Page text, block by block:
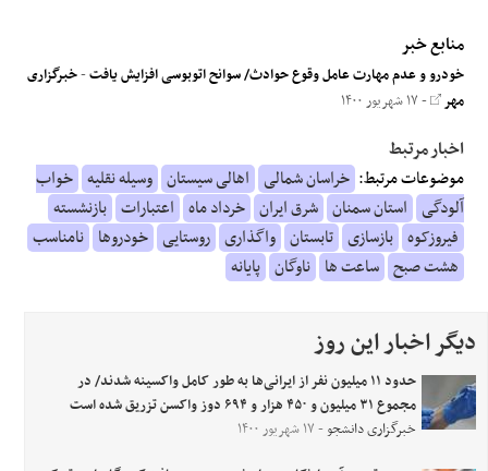
منابع خبر
خودرو و عدم مهارت عامل وقوع حوادث/ سوانح اتوبوسی افزایش یافت-خبرگزاری
مهر - ۱۷ شهریور ۱۴۰۰
اخبار مرتبط
موضوعات مرتبط: خراسان شمالی اهالی سیستان وسیله نقلیه خواب
آلودگی استان سمنان شرق ایران خرداد ماه اعتبارات بازنشسته
فیروزکوه بازسازی تابستان واگذاری روستایی خودروها نامناسب
هشت صبح ساعت ها ناوگان پایانه
دیگر اخبار این روز
حدود ۱۱ میلیون نفر از ایرانی‌ها به طور کامل واکسینه شدند/ در
مجموع ۳۱ میلیون و ۴۵۰ هزار و ۶۹۴ دوز واکسن تزریق شده است
خبرگزاری دانشجو- ۱۷ شهریور ۱۴۰۰